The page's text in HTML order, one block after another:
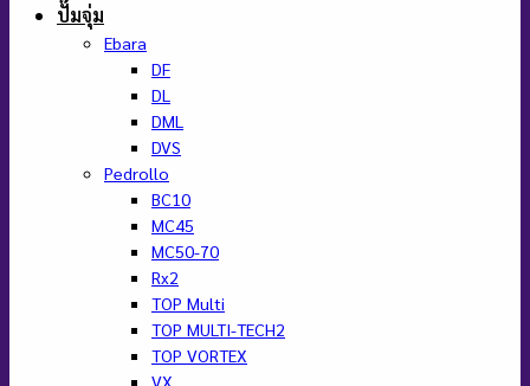
ปั๊มจุ่ม
Ebara
DF
DL
DML
DVS
Pedrollo
BC10
MC45
MC50-70
Rx2
TOP Multi
TOP MULTI-TECH2
TOP VORTEX
VX